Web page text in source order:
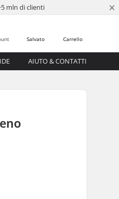
mln di clienti ×
Carrello
Salvato
AIUTO & CONTATTI